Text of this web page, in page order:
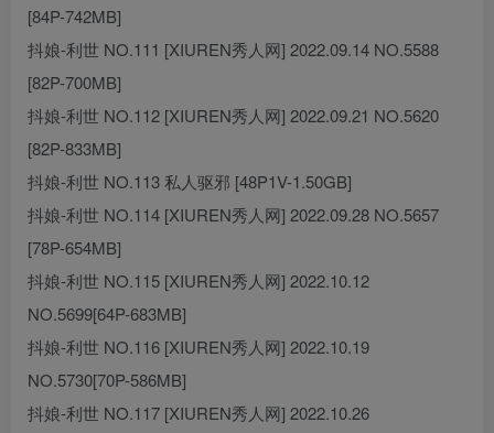
[84P-742MB]
抖娘-利世 NO.111 [XIUREN秀人网] 2022.09.14 NO.5588
[82P-700MB]
抖娘-利世 NO.112 [XIUREN秀人网] 2022.09.21 NO.5620
[82P-833MB]
抖娘-利世 NO.113 私人驱邪 [48P1V-1.50GB]
抖娘-利世 NO.114 [XIUREN秀人网] 2022.09.28 NO.5657
[78P-654MB]
抖娘-利世 NO.115 [XIUREN秀人网] 2022.10.12
NO.5699[64P-683MB]
抖娘-利世 NO.116 [XIUREN秀人网] 2022.10.19
NO.5730[70P-586MB]
抖娘-利世 NO.117 [XIUREN秀人网] 2022.10.26